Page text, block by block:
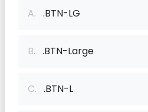
A. .BTN-LG
B. .BTN-Large
C. .BTN-L